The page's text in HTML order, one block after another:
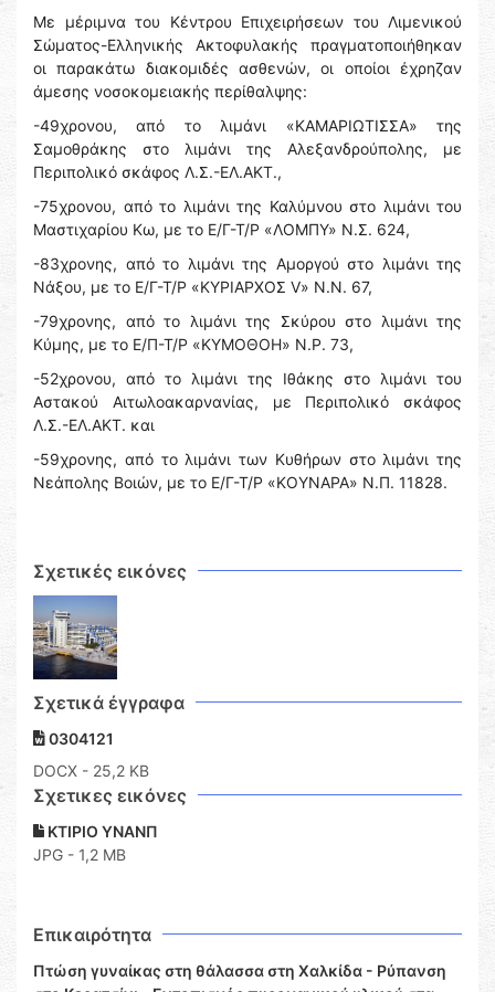
Με μέριμνα του Κέντρου Επιχειρήσεων του Λιμενικού
Σώματος-Ελληνικής Ακτοφυλακής πραγματοποιήθηκαν
οι παρακάτω διακομιδές ασθενών, οι οποίοι έχρηζαν
άμεσης νοσοκομειακής περίθαλψης:
-49χρονου, από το λιμάνι «ΚΑΜΑΡΙΩΤΙΣΣΑ» της
Σαμοθράκης στο λιμάνι της Αλεξανδρούπολης, με
Περιπολικό σκάφος Λ.Σ.-ΕΛ.ΑΚΤ.,
-75χρονου, από το λιμάνι της Καλύμνου στο λιμάνι του
Μαστιχαρίου Κω, με το Ε/Γ-Τ/Ρ «ΛΟΜΠΥ» Ν.Σ. 624,
-83χρονης, από το λιμάνι της Αμοργού στο λιμάνι της
Νάξου, με το Ε/Γ-Τ/Ρ «ΚΥΡΙΑΡΧΟΣ V» Ν.N. 67,
-79χρονης, από το λιμάνι της Σκύρου στο λιμάνι της
Κύμης, με το Ε/Π-Τ/Ρ «ΚΥΜΟΘΟΗ» Ν.Ρ. 73,
-52χρονου, από το λιμάνι της Ιθάκης στο λιμάνι του
Αστακού Αιτωλοακαρνανίας, με Περιπολικό σκάφος
Λ.Σ.-ΕΛ.ΑΚΤ. και
-59χρονης, από το λιμάνι των Κυθήρων στο λιμάνι της
Νεάπολης Βοιών, με το Ε/Γ-Τ/Ρ «ΚΟΥΝΑΡΑ» Ν.Π. 11828.
Σχετικές εικόνες
Σχετικά έγγραφα
0304121
DOCX - 25,2 KB
Σχετικες εικόνες
ΚΤΙΡΙΟ ΥΝΑΝΠ
JPG - 1,2 MB
Επικαιρότητα
Πτώση γυναίκας στη θάλασσα στη Χαλκίδα - Ρύπανση